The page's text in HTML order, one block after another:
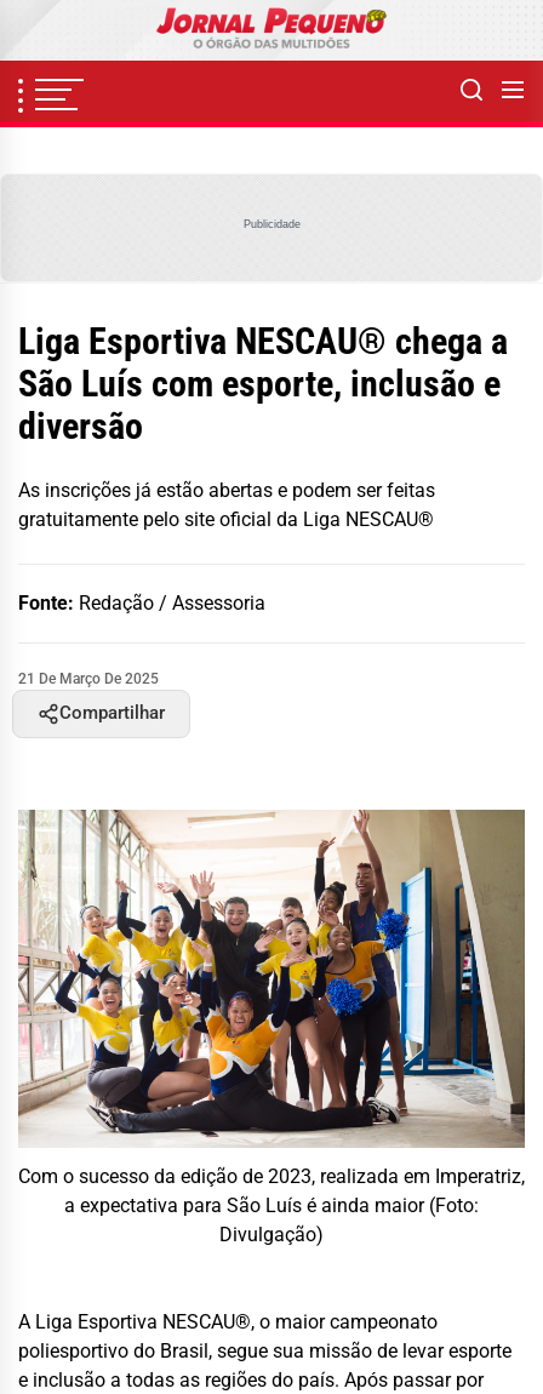
content
Publicidade
Liga Esportiva NESCAU® chega a
São Luís com esporte, inclusão e
diversão
As inscrições já estão abertas e podem ser feitas
gratuitamente pelo site oficial da Liga NESCAU®
Fonte: Redação / Assessoria
21 De Março De 2025
Compartilhar
Com o sucesso da edição de 2023, realizada em Imperatriz,
a expectativa para São Luís é ainda maior (Foto:
Divulgação)
A Liga Esportiva NESCAU®, o maior campeonato
poliesportivo do Brasil, segue sua missão de levar esporte
e inclusão a todas as regiões do país. Após passar por